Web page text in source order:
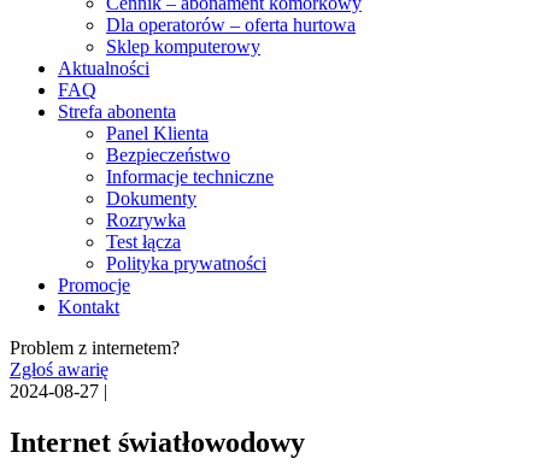
Dla operatorów – oferta hurtowa
Sklep komputerowy
Aktualności
FAQ
Strefa abonenta
Panel Klienta
Bezpieczeństwo
Informacje techniczne
Dokumenty
Rozrywka
Test łącza
Polityka prywatności
Promocje
Kontakt
Problem z internetem?
Zgłoś awarię
2024-08-27 |
Internet światłowodowy